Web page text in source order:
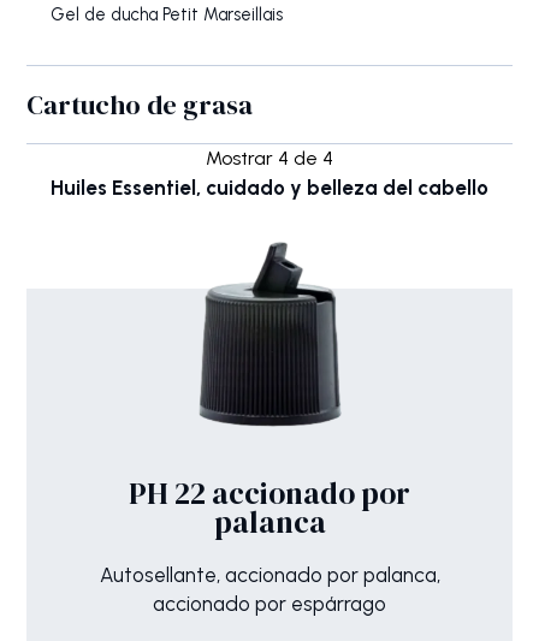
Gel de ducha Petit Marseillais
Cartucho de grasa
Mostrar 4 de 4
Huiles Essentiel, cuidado y belleza del cabello
PH 22 accionado por
palanca
Autosellante, accionado por palanca,
accionado por espárrago